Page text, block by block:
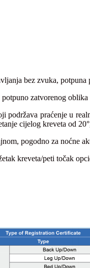
bez zvuka,
zatvorenog
podržava praćenje u
cijelog kreveta od
pogodno za noćne
kreveta/peti točak